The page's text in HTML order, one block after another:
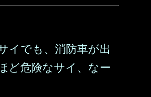
イでも、消防車が出
ど危険なサイ、なー